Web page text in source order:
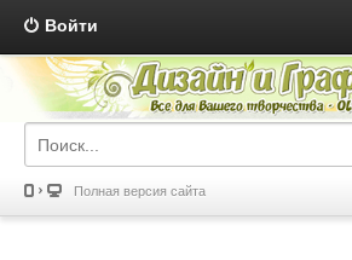
Войти
Полная версия сайта